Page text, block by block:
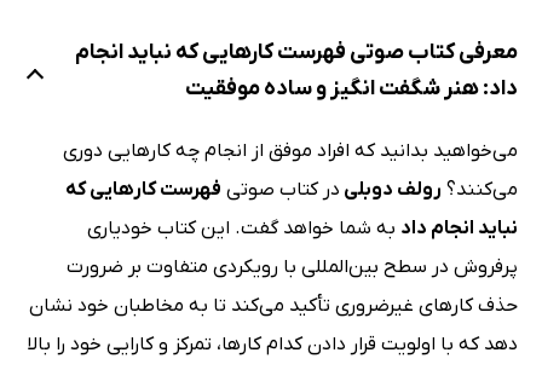
معرفی کتاب صوتی فهرست کارهایی که نباید انجام
داد: هنر شگفت انگیز و ساده موفقیت
می‌خواهید بدانید که افراد موفق از انجام چه کارهایی دوری
می‌کنند؟ رولف دوبلی در کتاب صوتی فهرست کارهایی که
نباید انجام داد به شما خواهد گفت. این کتاب خودیاری
پرفروش در سطح بین‌المللی با رویکردی متفاوت بر ضرورت
حذف کارهای غیرضروری تأکید می‌کند تا به مخاطبان خود نشان
دهد که با اولویت قرار دادن کدام کارها، تمرکز و کارایی خود را بالا